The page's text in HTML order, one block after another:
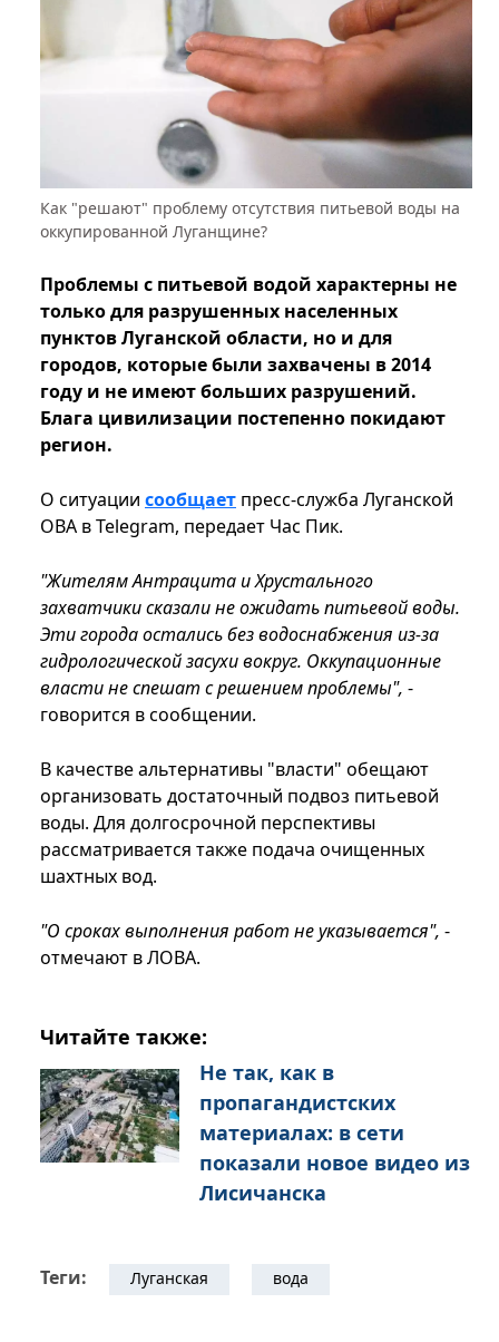
Как "решают" проблему отсутствия питьевой воды на
оккупированной Луганщине?
Проблемы с питьевой водой характерны не
только для разрушенных населенных
пунктов Луганской области, но и для
городов, которые были захвачены в 2014
году и не имеют больших разрушений.
Блага цивилизации постепенно покидают
регион.
О ситуации сообщает пресс-служба Луганской
ОВА в Telegram, передает Час Пик.
"Жителям Антрацита и Хрустального
захватчики сказали не ожидать питьевой воды.
Эти города остались без водоснабжения из-за
гидрологической засухи вокруг. Оккупационные
власти не спешат с решением проблемы", -
говорится в сообщении.
В качестве альтернативы "власти" обещают
организовать достаточный подвоз питьевой
воды. Для долгосрочной перспективы
рассматривается также подача очищенных
шахтных вод.
"О сроках выполнения работ не указывается", -
отмечают в ЛОВА.
Читайте также:
Не так, как в
пропагандистских
материалах: в сети
показали новое видео из
Лисичанска
Теги: Луганская вода